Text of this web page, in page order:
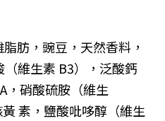
肪，豌豆，天然香料，
（維生素 B3），泛酸鈣
A，硝酸硫胺（維生
黃 素，鹽酸吡哆醇（維生